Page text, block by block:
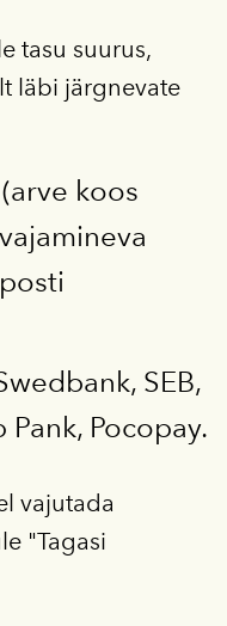
tasu suurus,
läbi järgnevate
koos
SEB,
Pank, Pocopay.
vajutada
"Tagasi